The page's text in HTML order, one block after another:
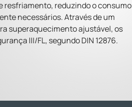
resfriamento, reduzindo o consumo
necessários. Através de um
superaquecimento ajustável, os
III/FL, segundo DIN 12876.